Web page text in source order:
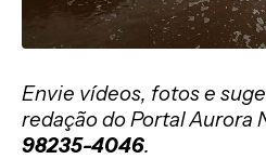
Envie vídeos, fotos e
redação do Portal Aurora
98235-4046.